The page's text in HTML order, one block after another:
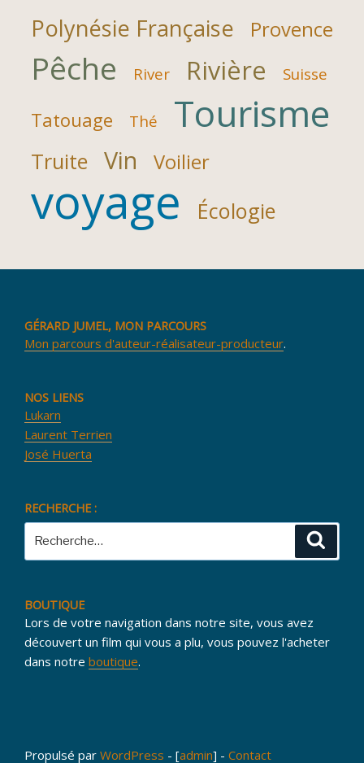
Polynésie Française Provence
Pêche River Rivière Suisse
Tatouage Thé Tourisme
Truite Vin Voilier
voyage Écologie
GÉRARD JUMEL, MON PARCOURS
Mon parcours d'auteur-réalisateur-producteur.
NOS LIENS
Lukarn
Laurent Terrien
José Huerta
RECHERCHE :
BOUTIQUE
Lors de votre navigation dans notre site, vous avez
découvert un film qui vous a plu, vous pouvez l'acheter
dans notre boutique.
Propulsé par WordPress - [admin] - Contact